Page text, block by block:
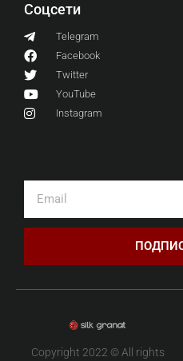
Соцсети
Telegram
Facebook
Twitter
YouTube
Instagram
Copyright 2022 © All rights